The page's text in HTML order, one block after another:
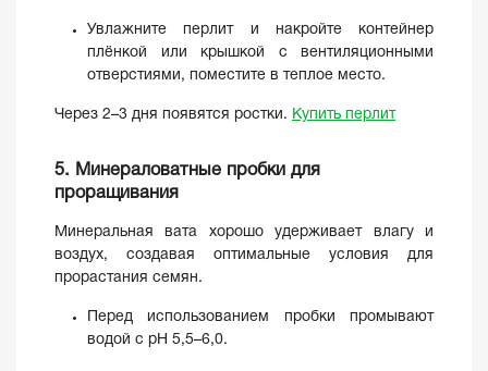
Увлажните перлит и накройте контейнер
плёнкой или крышкой с вентиляционными
отверстиями, поместите в теплое место.
Через 2–3 дня появятся ростки. Купить перлит
5. Минераловатные пробки для
проращивания
Минеральная вата хорошо удерживает влагу и
воздух, создавая оптимальные условия для
прорастания семян.
Перед использованием пробки промывают
водой с pH 5,5–6,0.